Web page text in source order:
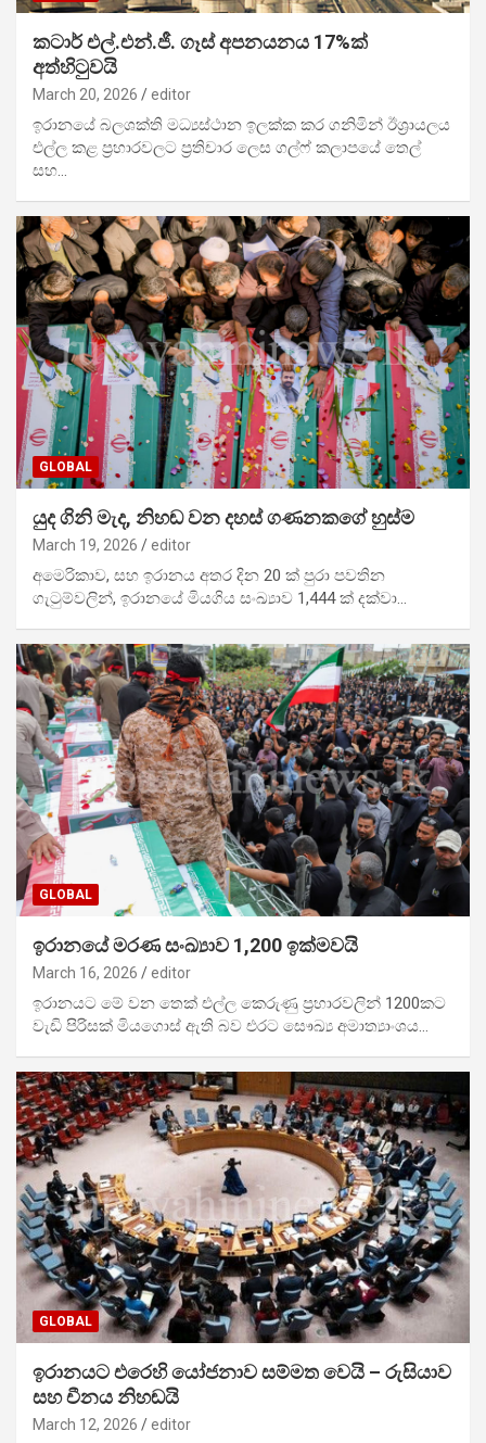
කටාර් එල්.එන්.ජී. ගෑස් අපනයනය 17%ක්
අත්හිටුවයි
March 20, 2026 editor
ඉරානයේ බලශක්ති මධ්‍යස්ථාන ඉලක්ක කර ගනිමින් ඊශ්‍රායලය
එල්ල කළ ප්‍රහාරවලට ප්‍රතිචාර ලෙස ගල්ෆ් කලාපයේ තෙල්
සහ…
GLOBAL
යුද ගිනි මැද, නිහඬ වන දහස් ගණනකගේ හුස්ම
March 19, 2026 editor
අමෙරිකාව, සහ ඉරානය අතර දින 20 ක් පුරා පවතින
ගැටුම්වලින්, ඉරානයේ මියගිය සංඛ්‍යාව 1,444 ක් දක්වා…
GLOBAL
ඉරානයේ මරණ සංඛ්‍යාව 1,200 ඉක්මවයි
March 16, 2026 editor
ඉරානයට මේ වන තෙක් එල්ල කෙරුණු ප්‍රහාරවලින් 1200කට
වැඩි පිරිසක් මියගොස් ඇති බව එරට සෞඛ්‍ය අමාත්‍යාංශය…
GLOBAL
ඉරානයට එරෙහි යෝජනාව සම්මත වෙයි – රුසියාව
සහ චීනය නිහඬයි
March 12, 2026 editor